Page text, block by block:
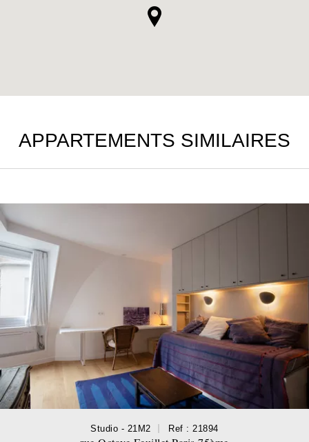
APPARTEMENTS SIMILAIRES
Studio - 21M2 Ref : 21894